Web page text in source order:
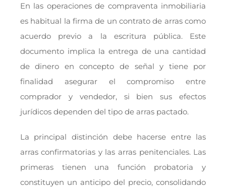
En las operaciones de compraventa inmobiliaria
es habitual la firma de un contrato de arras como
acuerdo previo a la escritura pública. Este
documento implica la entrega de una cantidad
de dinero en concepto de señal y tiene por
finalidad asegurar el compromiso entre
comprador y vendedor, si bien sus efectos
jurídicos dependen del tipo de arras pactado.
La principal distinción debe hacerse entre las
arras confirmatorias y las arras penitenciales. Las
primeras tienen una función probatoria y
constituyen un anticipo del precio, consolidando